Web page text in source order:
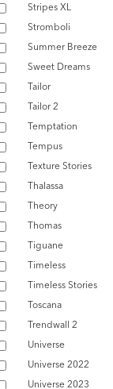
Stripes XL
Stromboli
Summer Breeze
Sweet Dreams
Tailor
Tailor 2
Temptation
Tempus
Texture Stories
Thalassa
Theory
Thomas
Tiguane
Timeless
Timeless Stories
Toscana
Trendwall 2
Universe
Universe 2022
Universe 2023